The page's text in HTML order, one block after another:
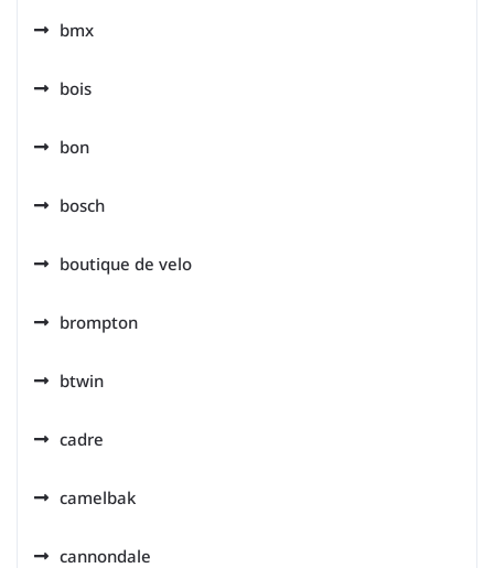
bmx
bois
bon
bosch
boutique de velo
brompton
btwin
cadre
camelbak
cannondale